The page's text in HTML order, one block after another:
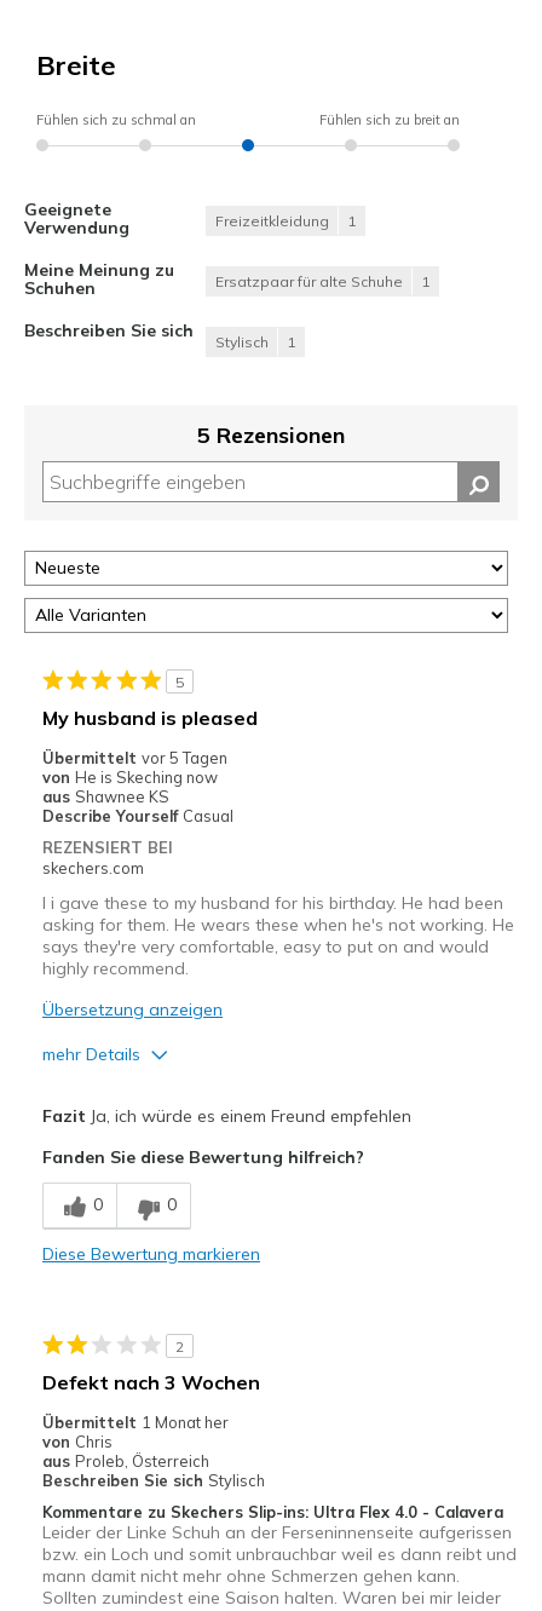
Breite
Fühlen sich zu schmal an Fühlen sich zu breit an
Geeignete
Verwendung
Freizeitkleidung 1
Meine Meinung zu
Schuhen
Ersatzpaar für alte Schuhe 1
Beschreiben Sie sich
Stylisch 1
5 Rezensionen
5
My husband is pleased
Übermittelt vor 5 Tagen
von He is Skeching now
aus Shawnee KS
Describe Yourself Casual
REZENSIERT BEI
skechers.com
I i gave these to my husband for his birthday. He had been
asking for them. He wears these when he's not working. He
says they're very comfortable, easy to put on and would
highly recommend.
Übersetzung anzeigen
mehr Details
Breathe Well
Comfortable
Geeignete Verwendung
Width
Feels true to width
Sizing
Feels true to size
View On Shoes
Shoes are for Wearing
Fazit Ja, ich würde es einem Freund empfehlen
Fanden Sie diese Bewertung hilfreich?
0 0
Diese Bewertung markieren
2
Defekt nach 3 Wochen
Übermittelt 1 Monat her
von Chris
aus Proleb, Österreich
Beschreiben Sie sich Stylisch
Kommentare zu Skechers Slip-ins: Ultra Flex 4.0 - Calavera
Leider der Linke Schuh an der Ferseninnenseite aufgerissen
bzw. ein Loch und somit unbrauchbar weil es dann reibt und
mann damit nicht mehr ohne Schmerzen gehen kann.
Sollten zumindest eine Saison halten. Waren bei mir leider